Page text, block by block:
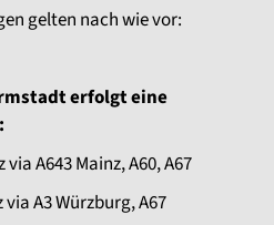
gelten nach wie vor:
erfolgt eine
A643 Mainz, A60, A67
A3 Würzburg, A67